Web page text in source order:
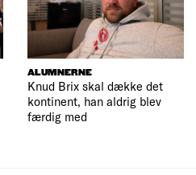
ALUMNERNE
Knud Brix skal dække det
kontinent, han aldrig blev
færdig med